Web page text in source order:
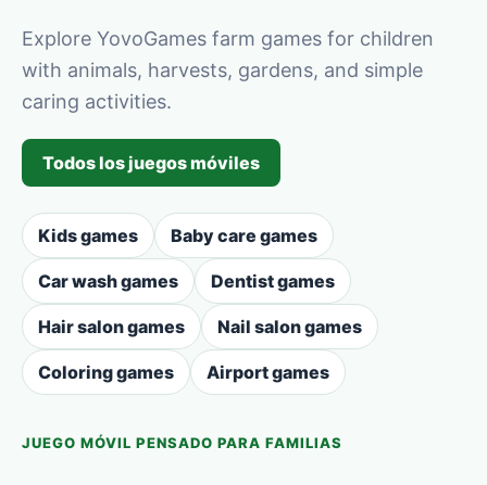
Explore YovoGames farm games for children
with animals, harvests, gardens, and simple
caring activities.
Todos los juegos móviles
Kids games Baby care games
Car wash games Dentist games
Hair salon games Nail salon games
Coloring games Airport games
JUEGO MÓVIL PENSADO PARA FAMILIAS